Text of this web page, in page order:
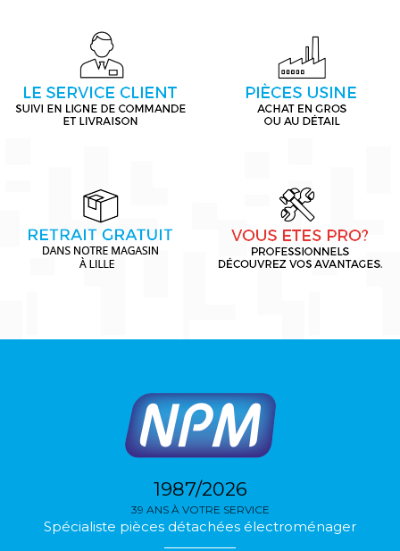
1987/2026
39 ANS À VOTRE SERVICE
Spécialiste pièces détachées électroménager